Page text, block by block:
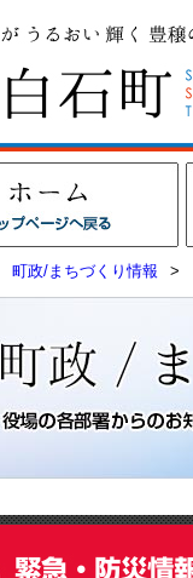
町政/まちづくり情報 >